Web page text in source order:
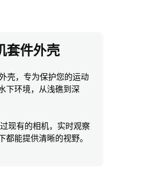
套件外壳
壳，专为保护您的运动
下环境，从浅礁到深
现有的相机，实时观察
能提供清晰的视野。